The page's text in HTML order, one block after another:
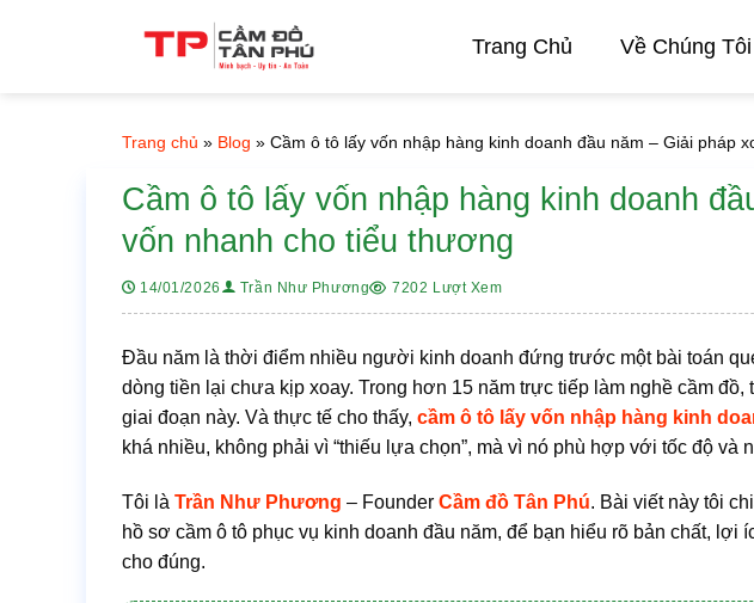
Trang Chủ Về Chúng Tôi
Trang chủ » Blog » Cầm ô tô lấy vốn nhập hàng kinh doanh đầu năm – Giải pháp
Cầm ô tô lấy vốn nhập hàng kinh doanh
vốn nhanh cho tiểu thương
14/01/2026 Trần Như Phương 7202 Lượt Xem
Đầu năm là thời điểm nhiều người kinh doanh đứng trước một bài toán
dòng tiền lại chưa kịp xoay. Trong hơn 15 năm trực tiếp làm nghề cầm
giai đoạn này. Và thực tế cho thấy, cầm ô tô lấy vốn nhập hàng kinh
khá nhiều, không phải vì “thiếu lựa chọn”, mà vì nó phù hợp với tốc độ và
Tôi là Trần Như Phương – Founder Cầm đồ Tân Phú. Bài viết này tôi
hồ sơ cầm ô tô phục vụ kinh doanh đầu năm, để bạn hiểu rõ bản chất, lợi
cho đúng.